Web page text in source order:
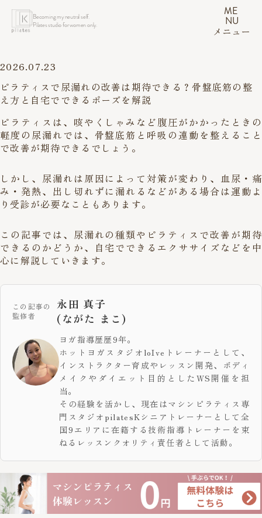
Becoming my neutral self.
Pilates studio for women only.
ME
NU
メニュー
2026.07.23
ピラティスで尿漏れの改善は期待できる？骨盤底筋の整
え方と自宅でできるポーズを解説
ピラティスは、咳やくしゃみなど腹圧がかかったときの
軽度の尿漏れでは、骨盤底筋と呼吸の連動を整えること
で改善が期待できるでしょう。
しかし、尿漏れは原因によって対策が変わり、血尿・痛
み・発熱、出し切れずに漏れるなどがある場合は運動よ
り受診が必要なこともあります。
この記事では、尿漏れの種類やピラティスで改善が期待
できるのかどうか、自宅でできるエクササイズなどを中
心に解説していきます。
この記事の
監修者
永田 真子
(ながた まこ)
ヨガ指導歴歴9年。
ホットヨガスタジオloIveトレーナーとして、
インストラクター育成やレッスン開発、ボディ
メイクやダイエット目的としたWS開催を担
当。
その経験を活かし、現在はマシンピラティス専
門スタジオpilatesKシニアトレーナーとして全
国9エリアに在籍する技術指導トレーナーを束
ねるレッスンクオリティ責任者として活動。